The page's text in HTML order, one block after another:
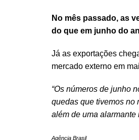
No mês passado, as
do que em junho do
Já as exportações
mercado externo em
“Os números de junho
quedas que tivemos no
além de uma alarmante
Agência Brasil